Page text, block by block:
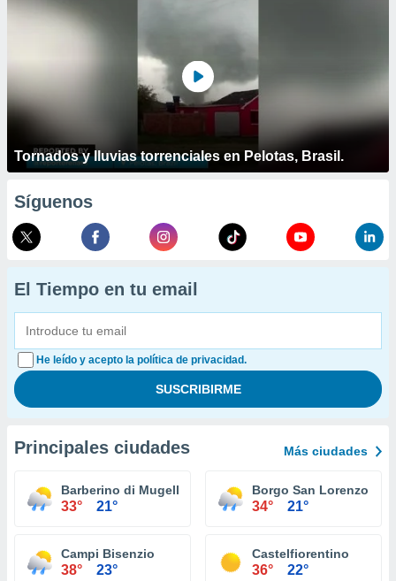
Tornados y lluvias torrenciales en Pelotas, Brasil.
Síguenos
El Tiempo en tu email
He leído y acepto la política de privacidad.
Principales ciudades Más ciudades
Barberino di Mugello
33° 21°
Borgo San Lorenzo
34° 21°
Campi Bisenzio
38° 23°
Castelfiorentino
36° 22°